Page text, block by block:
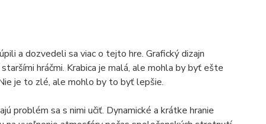
a dozvedeli sa viac o tejto hre. Grafický dizajn
hráčmi. Krabica je malá, ale mohla by byť ešte
je to zlé, ale mohlo by to byť lepšie.
problém sa s nimi učiť. Dynamické a krátke hranie